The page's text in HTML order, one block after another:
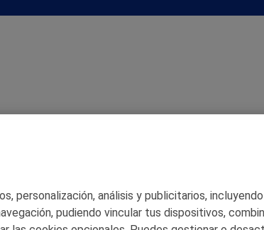
personalización, análisis y publicitarios,
pudiendo vincular tus dispositivos,